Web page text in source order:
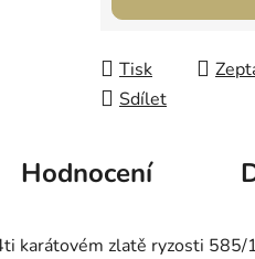
Tisk
Sdílet
Hodnocení
karátovém zlatě ryzosti